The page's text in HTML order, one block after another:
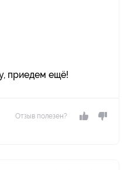
приедем ещё!
Отзыв полезен?